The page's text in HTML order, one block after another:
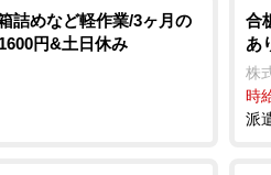
詰めなど軽作業/3ヶ月の
円&土日休み
合
あ
株
時
派